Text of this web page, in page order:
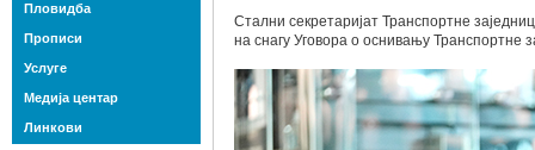
Стални секретаријат Транспортне
на снагу Уговора о оснивању Транспортне
Пловидба
Прописи
Услуге
Медија центар
Линкови